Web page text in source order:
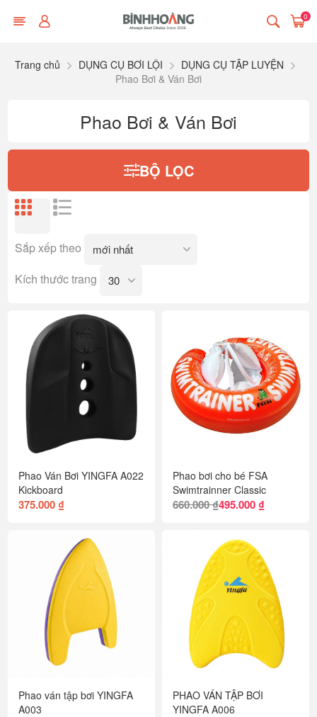
0
Trang chủ DỤNG CỤ BƠI LỘI
DỤNG CỤ TẬP LUYỆN
Phao Bơi & Ván Bơi
Phao Bơi & Ván Bơi
BỘ LỌC
Sắp xếp theo
Kích thước trang
Phao Ván Bơi YINGFA A022
Kickboard
375.000 ₫
Phao bơi cho bé FSA
Swimtrainner Classic
660.000 ₫495.000 ₫
Phao ván tập bơi YINGFA
A003
PHAO VÁN TẬP BƠI
YINGFA A006